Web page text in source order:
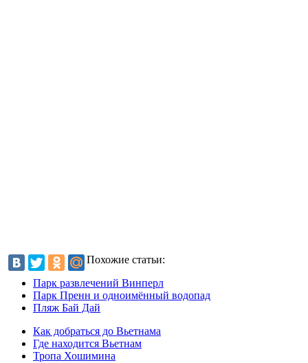
Похожие статьи:
Парк развлечений Винперл
Парк Пренн и одноимённый водопад
Пляж Бай Дай
Как добраться до Вьетнама
Где находится Вьетнам
Тропа Хошимина